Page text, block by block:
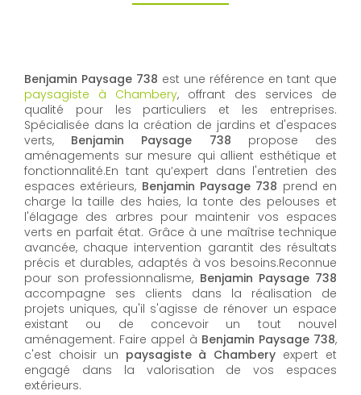
Benjamin Paysage 738 est une référence en tant que
paysagiste à Chambery, offrant des services de
qualité pour les particuliers et les entreprises.
Spécialisée dans la création de jardins et d'espaces
verts, Benjamin Paysage 738 propose des
aménagements sur mesure qui allient esthétique et
fonctionnalité.En tant qu’expert dans l'entretien des
espaces extérieurs, Benjamin Paysage 738 prend en
charge la taille des haies, la tonte des pelouses et
l'élagage des arbres pour maintenir vos espaces
verts en parfait état. Grâce à une maîtrise technique
avancée, chaque intervention garantit des résultats
précis et durables, adaptés à vos besoins.Reconnue
pour son professionnalisme, Benjamin Paysage 738
accompagne ses clients dans la réalisation de
projets uniques, qu'il s'agisse de rénover un espace
existant ou de concevoir un tout nouvel
aménagement. Faire appel à Benjamin Paysage 738,
c'est choisir un paysagiste à Chambery expert et
engagé dans la valorisation de vos espaces
extérieurs.